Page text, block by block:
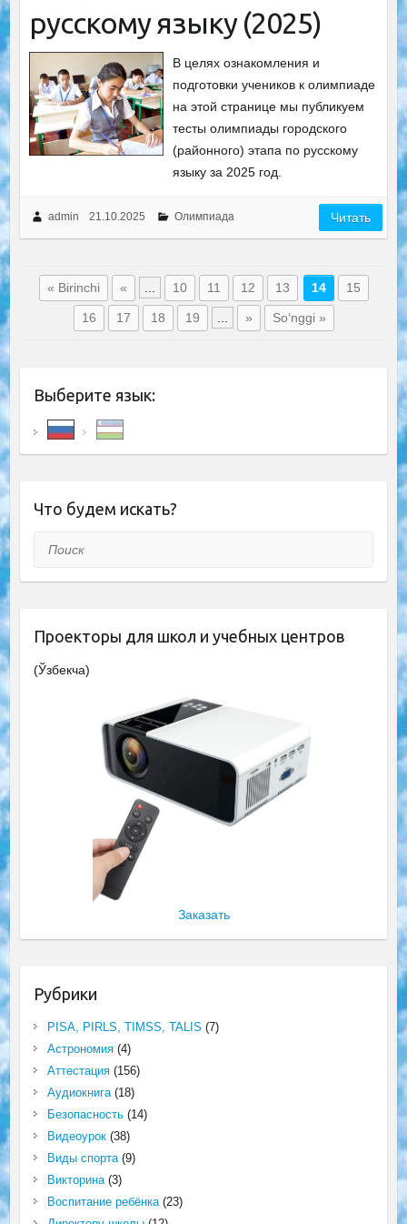
русскому языку (2025)
В целях ознакомления и
подготовки учеников к олимпиаде
на этой странице мы публикуем
тесты олимпиады городского
(районного) этапа по русскому
языку за 2025 год.
admin 21.10.2025 Олимпиада Читать
« Birinchi « 10 11 12 13 14 15
16 17 18 19 » So‘nggi »
Выберите язык:
Что будем искать?
Поиск
Проекторы для школ и учебных центров
(Ўзбекча)
Заказать
Рубрики
PISA, PIRLS, TIMSS, TALIS (7)
Астрономия(4)
Аттестация(156)
Аудиокнига(18)
Безопасность(14)
Видеоурок(38)
Виды спорта(9)
Викторина(3)
Воспитание ребёнка(23)